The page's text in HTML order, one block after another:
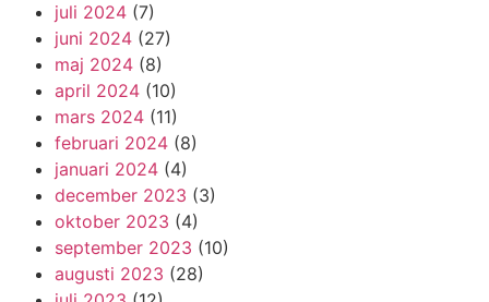
juli 2024 (7)
juni 2024 (27)
maj 2024 (8)
april 2024 (10)
mars 2024 (11)
februari 2024 (8)
januari 2024 (4)
december 2023 (3)
oktober 2023 (4)
september 2023 (10)
augusti 2023 (28)